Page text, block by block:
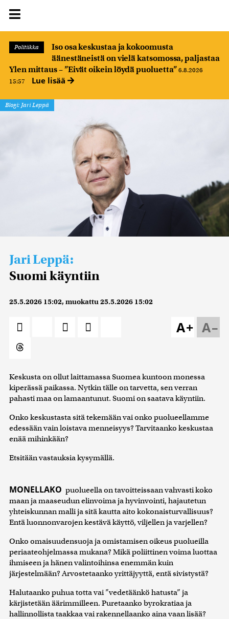
Politiikka
Iso osa keskustaa ja kokoomusta
äänestäneistä on vielä katsomossa, paljastaa
Ylen mittaus – ”Eivät oikein löydä puoluetta” 6.8.2026
15:57
Lue lisää
Blogi: Jari Leppä
Jari Leppä:
Suomi käyntiin
25.5.2026 15:02, muokattu25.5.2026 15:02
A–
A+
Keskusta on ollut laittamassa Suomea kuntoon monessa
kiperässä paikassa. Nytkin tälle on tarvetta, sen verran
pahasti maa on lamaantunut. Suomi on saatava käyntiin.
Onko keskustasta sitä tekemään vai onko puolueellamme
edessään vain loistava menneisyys? Tarvitaanko keskustaa
enää mihinkään?
Etsitään vastauksia kysymällä.
MONELLAKO puolueella on tavoitteissaan vahvasti koko
maan ja maaseudun elinvoima ja hyvinvointi, hajautetun
yhteiskunnan malli ja sitä kautta aito kokonaisturvallisuus?
Entä luonnonvarojen kestävä käyttö, viljellen ja varjellen?
Onko omaisuudensuoja ja omistamisen oikeus puolueilla
periaateohjelmassa mukana? Mikä poliittinen voima luottaa
ihmiseen ja hänen valintoihinsa enemmän kuin
järjestelmään? Arvostetaanko yrittäjyyttä, entä sivistystä?
Halutaanko puhua totta vai ”vedetäänkö hatusta” ja
kärjistetään äärimmilleen. Puretaanko byrokratiaa ja
hallinnollista taakkaa vai rakennellaanko aina vaan lisää?